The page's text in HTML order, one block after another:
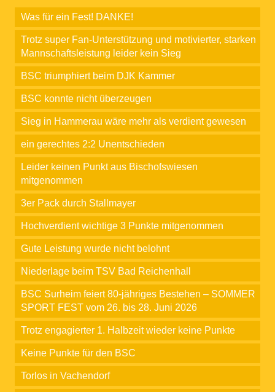
Was für ein Fest! DANKE!
Trotz super Fan-Unterstützung und motivierter, starken
Mannschaftsleistung leider kein Sieg
BSC triumphiert beim DJK Kammer
BSC konnte nicht überzeugen
Sieg in Hammerau wäre mehr als verdient gewesen
ein gerechtes 2:2 Unentschieden
Leider keinen Punkt aus Bischofswiesen
mitgenommen
3er Pack durch Stallmayer
Hochverdient wichtige 3 Punkte mitgenommen
Gute Leistung wurde nicht belohnt
Niederlage beim TSV Bad Reichenhall
BSC Surheim feiert 80-jähriges Bestehen – SOMMER
SPORT FEST vom 26. bis 28. Juni 2026
Trotz engagierter 1. Halbzeit wieder keine Punkte
Keine Punkte für den BSC
Torlos in Vachendorf